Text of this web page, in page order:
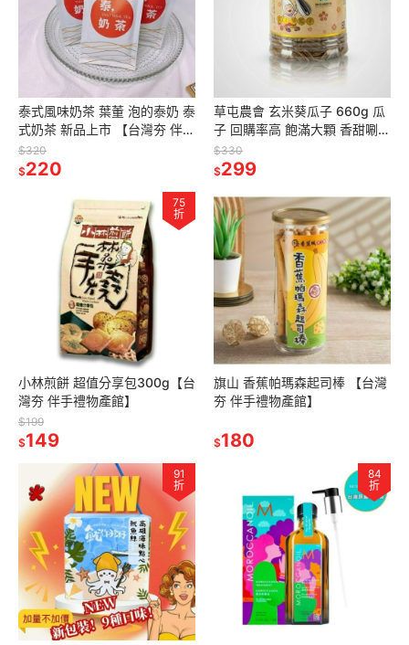
泰式風味奶茶 葉董 泡的泰奶 泰
式奶茶 新品上市 【台灣夯 伴手
禮物產館】
$320
$220
草屯農會 玄米葵瓜子 660g 瓜
子 回購率高 飽滿大顆 香甜唰嘴
【台灣夯 伴手禮物產館】
$330
$299
75
折
小林煎餅 超值分享包300g【台
灣夯 伴手禮物產館】
$199
$149
旗山 香蕉帕瑪森起司棒 【台灣
夯 伴手禮物產館】
$180
91
折
84
折